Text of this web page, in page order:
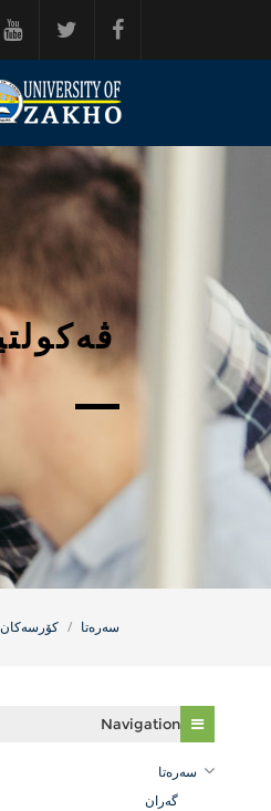
سه‌ره‌تا کۆرسەکان
Navigation
سه‌ره‌تا
گه‌ران